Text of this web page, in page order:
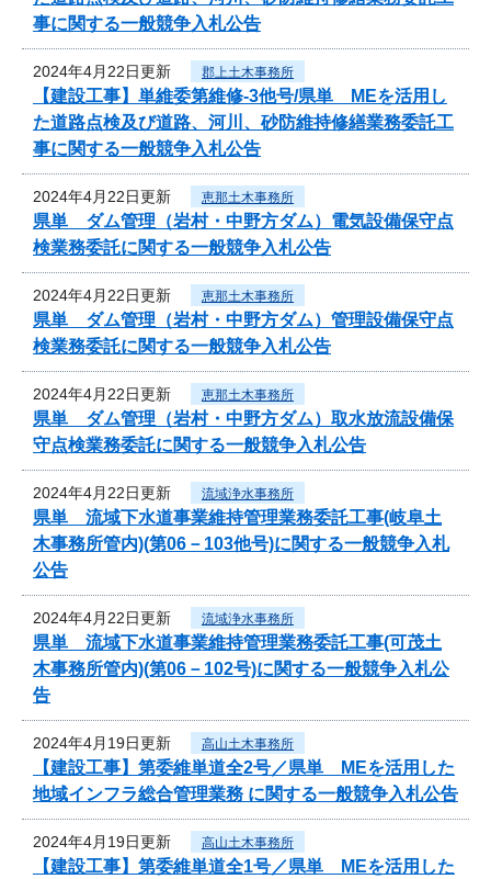
事に関する一般競争入札公告
2024年4月22日更新 郡上土木事務所
【建設工事】単維委第維修‐3他号/県単 MEを活用し
た道路点検及び道路、河川、砂防維持修繕業務委託工
事に関する一般競争入札公告
2024年4月22日更新 恵那土木事務所
県単 ダム管理（岩村・中野方ダム）電気設備保守点
検業務委託に関する一般競争入札公告
2024年4月22日更新 恵那土木事務所
県単 ダム管理（岩村・中野方ダム）管理設備保守点
検業務委託に関する一般競争入札公告
2024年4月22日更新 恵那土木事務所
県単 ダム管理（岩村・中野方ダム）取水放流設備保
守点検業務委託に関する一般競争入札公告
2024年4月22日更新 流域浄水事務所
県単 流域下水道事業維持管理業務委託工事(岐阜土
木事務所管内)(第06－103他号)に関する一般競争入札
公告
2024年4月22日更新 流域浄水事務所
県単 流域下水道事業維持管理業務委託工事(可茂土
木事務所管内)(第06－102号)に関する一般競争入札公
告
2024年4月19日更新 高山土木事務所
【建設工事】第委維単道全2号／県単 MEを活用した
地域インフラ総合管理業務 に関する一般競争入札公告
2024年4月19日更新 高山土木事務所
【建設工事】第委維単道全1号／県単 MEを活用した